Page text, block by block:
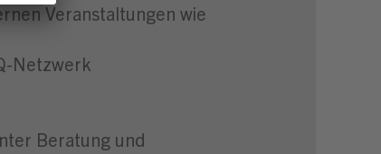
Veranstaltungen wie
Netzwerk
Beratung und